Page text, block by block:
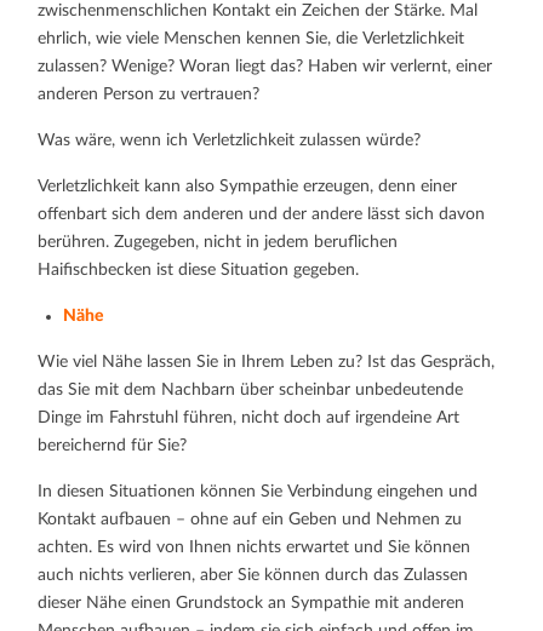
zwischenmenschlichen Kontakt ein Zeichen der Stärke. Mal
ehrlich, wie viele Menschen kennen Sie, die Verletzlichkeit
zulassen? Wenige? Woran liegt das? Haben wir verlernt, einer
anderen Person zu vertrauen?
Was wäre, wenn ich Verletzlichkeit zulassen würde?
Verletzlichkeit kann also Sympathie erzeugen, denn einer
offenbart sich dem anderen und der andere lässt sich davon
berühren. Zugegeben, nicht in jedem beruflichen
Haifischbecken ist diese Situation gegeben.
Nähe
Wie viel Nähe lassen Sie in Ihrem Leben zu? Ist das Gespräch,
das Sie mit dem Nachbarn über scheinbar unbedeutende
Dinge im Fahrstuhl führen, nicht doch auf irgendeine Art
bereichernd für Sie?
In diesen Situationen können Sie Verbindung eingehen und
Kontakt aufbauen – ohne auf ein Geben und Nehmen zu
achten. Es wird von Ihnen nichts erwartet und Sie können
auch nichts verlieren, aber Sie können durch das Zulassen
dieser Nähe einen Grundstock an Sympathie mit anderen